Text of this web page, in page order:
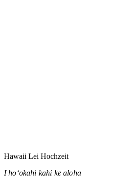
Hawaii Lei Hochzeit
I hoʻokahi kahi ke aloha